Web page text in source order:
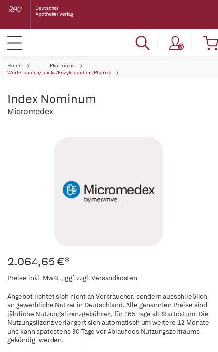
Home
Pharmazie
Wörterbücher/Lexika/Enzyklopädien (Pharm)
Index Nominum
Micromedex
2.064,65 €*
Preise inkl. MwSt., ggf. zzgl. Versandkosten
Angebot richtet sich nicht an Verbraucher, sondern ausschließlich
an gewerbliche Nutzer in Deutschland. Alle genannten Preise sind
jährliche Nutzungslizenzgebühren, für 365 Tage ab Startdatum. Die
Nutzungslizenz verlängert sich automatisch um weitere 12 Monate
und kann spätestens 30 Tage vor Ablauf des Nutzungszeitraums
gekündigt werden.